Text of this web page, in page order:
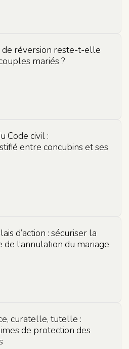
de réversion reste-t-elle
mariés ?
Code civil :
entre concubins et ses
d’action : sécuriser la
l’annulation du mariage
curatelle, tutelle :
de protection des